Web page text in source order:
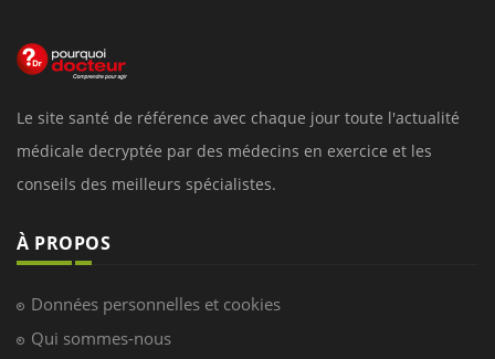
Le site santé de référence avec chaque jour toute l'actualité
médicale decryptée par des médecins en exercice et les
conseils des meilleurs spécialistes.
À PROPOS
Données personnelles et cookies
Qui sommes-nous